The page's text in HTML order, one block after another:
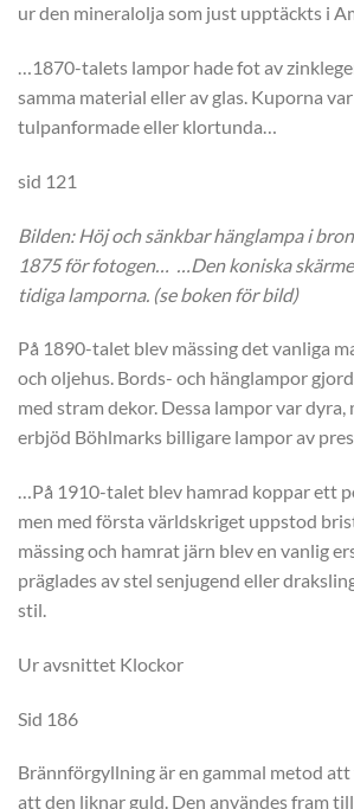
ur den mineralolja som just upptäckts i
…1870-talets lampor hade fot av
samma material eller av glas. Kuporna
tulpanformade eller klortunda…
sid 121
Bilden: Höj och sänkbar hänglampa i
1875 för fotogen… …Den koniska
tidiga lamporna. (se boken för bild)
På 1890-talet blev mässing det vanliga
och oljehus. Bords- och hänglampor
med stram dekor. Dessa lampor var dyra,
erbjöd Böhlmarks billigare lampor av
…På 1910-talet blev hamrad koppar ett
men med första världskriget uppstod
mässing och hamrat järn blev en vanlig
präglades av stel senjugend eller
stil.
Ur avsnittet Klockor
Sid 186
Brännförgyllning är en gammal metod
att den liknar guld. Den användes fram